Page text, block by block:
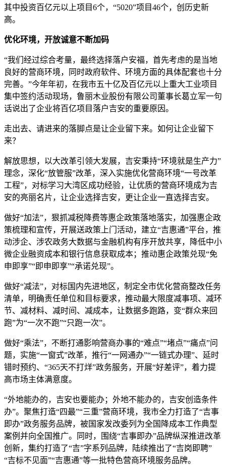
其中投资百亿元以上项目6个，“5020”项目46个，创历史新
高。
优化环境，开放诚意不断加码
“我们经过综合考量，最终选择落户安福，首先考虑的是当地
良好的营商环境，同时政府软件、环境方面的具体配套也十分
完善。”今年年初，在我市五十亿及百亿元以上重大工业项目
集中签约活动现场，鲁丽木业股份有限公司董事长葛立军一句
话说出了企业将百亿项目落户吉安的重要原因。
走出去、请进来的落脚点是让企业留下来。如何让企业留下
来？
解放思想，以大改革引领大发展，吉安秉持“环境就是生产力”
理念，深化“放管服”改革，深入实施优化营商环境“一号改革
工程”，对标学习大湾区成功经验，让优质的营商环境成为吉
安的亮丽名片，让企业选择吉安，更让企业一直选择吉安。
做好“加法”，狠抓减税降费等惠企政策落地落实，加强惠企政
策梳理和宣传，开展送政策上门活动，建立“吉惠通”平台，推
动涉企、涉农政务大数据与金融机构有序开放共享，降低中小
微企业融资成本和银行信息获取成本；推动惠企政策兑现“免
申即享”“即申即享”“承诺兑现”。
做好“减法”，对标国内先进地区，制定全市优化营商整改任务
清单，明确责任单位和目标要求，推动最大限度减事项、减环
节、减材料、减时间、减成本，让数据多跑路，变“群众来回
跑”为“一次不跑”“只跑一次”。
做好“乘法”，不断打通影响营商办事的“难点”“堵点”“痛点”问
题，实施“一窗式”改革，推行“一网通办”“一链式办理”、延时
错时预约、“365天不打烊”政务服务，开展“好差评”，着力提
高市场主体满意度。
“外地能办的，吉安也要能办；外地不能办的，吉安创造条件
办”。聚焦打造“四最”“三重”营商环境，我市全力打造了“吉事
即办”政务服务品牌，被国家发改委列为全国降成本工作典型
案例并向全国推广。同时，围绕“吉事即办”品牌纵深推进改革
创新，集约打造了“吉”字系列品牌，陆续推出了“吉岗即聘”
“吉标不见面”“吉惠通”等一批特色营商环境服务品牌。